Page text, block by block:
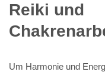
Reiki und
Um Harmonie und